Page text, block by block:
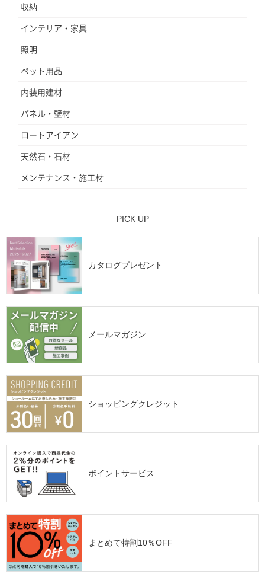
収納
インテリア・家具
照明
ペット用品
内装用建材
パネル・壁材
ロートアイアン
天然石・石材
メンテナンス・施工材
PICK UP
カタログプレゼント
メールマガジン
ショッピングクレジット
ポイントサービス
まとめて特割10％OFF